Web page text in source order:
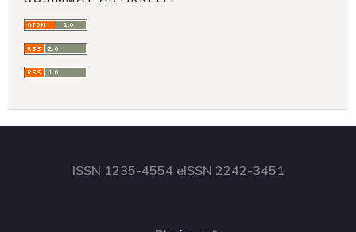
ISSN 1235-4554 eISSN 2242-3451